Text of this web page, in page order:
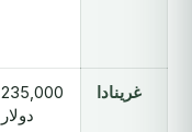
غرينادا
235,000
دولار